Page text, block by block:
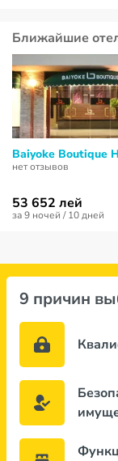
Ближайшие
Baiyoke Boutique
нет отзывов
53 652 лей
за 9 ночей / 10 дней
9 причин